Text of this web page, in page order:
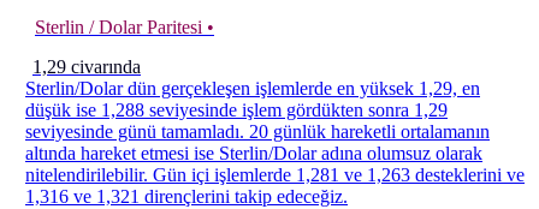
Sterlin / Dolar Paritesi •
1,29 civarında
Sterlin/Dolar dün gerçekleşen işlemlerde en yüksek 1,29, en
düşük ise 1,288 seviyesinde işlem gördükten sonra 1,29
seviyesinde günü tamamladı. 20 günlük hareketli ortalamanın
altında hareket etmesi ise Sterlin/Dolar adına olumsuz olarak
nitelendirilebilir. Gün içi işlemlerde 1,281 ve 1,263 desteklerini ve
1,316 ve 1,321 dirençlerini takip edeceğiz.